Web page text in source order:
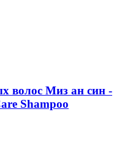
волос Миз ан син -
Shampoo